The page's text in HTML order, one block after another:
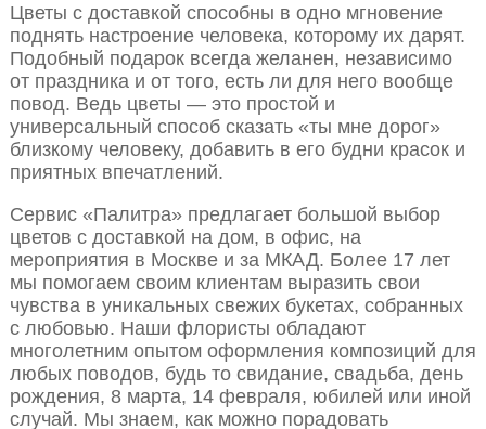
Цветы с доставкой способны в одно мгновение
поднять настроение человека, которому их дарят.
Подобный подарок всегда желанен, независимо
от праздника и от того, есть ли для него вообще
повод. Ведь цветы — это простой и
универсальный способ сказать «ты мне дорог»
близкому человеку, добавить в его будни красок и
приятных впечатлений.
Сервис «Палитра» предлагает большой выбор
цветов с доставкой на дом, в офис, на
мероприятия в Москве и за МКАД. Более 17 лет
мы помогаем своим клиентам выразить свои
чувства в уникальных свежих букетах, собранных
с любовью. Наши флористы обладают
многолетним опытом оформления композиций для
любых поводов, будь то свидание, свадьба, день
рождения, 8 марта, 14 февраля, юбилей или иной
случай. Мы знаем, как можно порадовать